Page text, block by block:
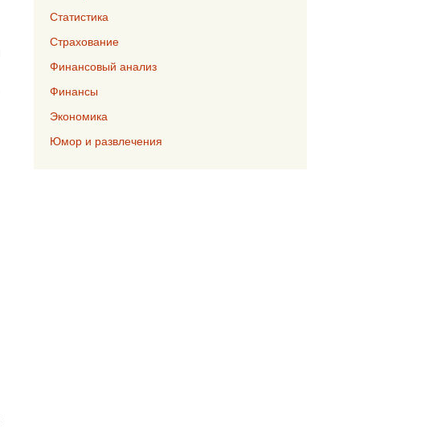
Статистика
Страхование
Финансовый анализ
Финансы
Экономика
Юмор и развлечения